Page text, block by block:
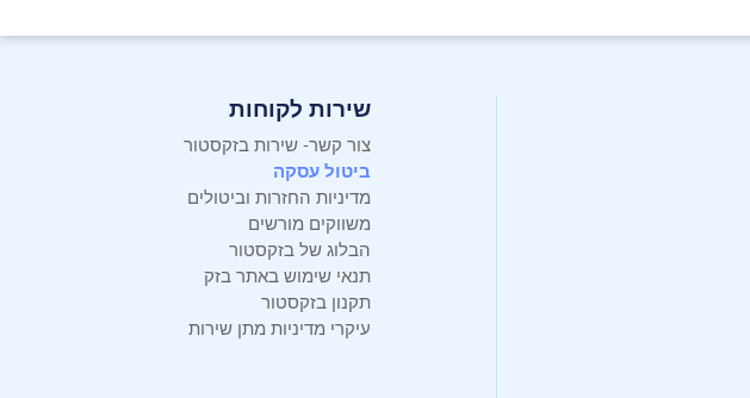
שירות לקוחות
צור קשר- שירות בזקסטור
ביטול עסקה
מדיניות החזרות וביטולים
משווקים מורשים
הבלוג של בזקסטור
תנאי שימוש באתר בזק
תקנון בזקסטור
עיקרי מדיניות מתן שירות